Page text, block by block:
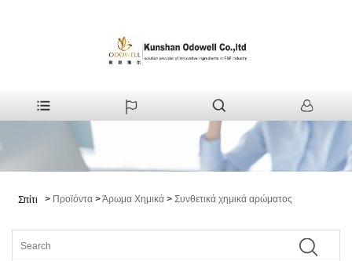
Σπίτι > Προϊόντα >Άρωμα Χημικά > Συνθετικά χημικά αρώματος